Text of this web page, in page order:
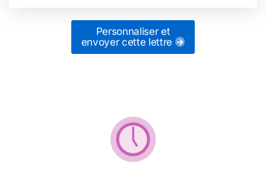
Personnaliser et
envoyer cette lettre